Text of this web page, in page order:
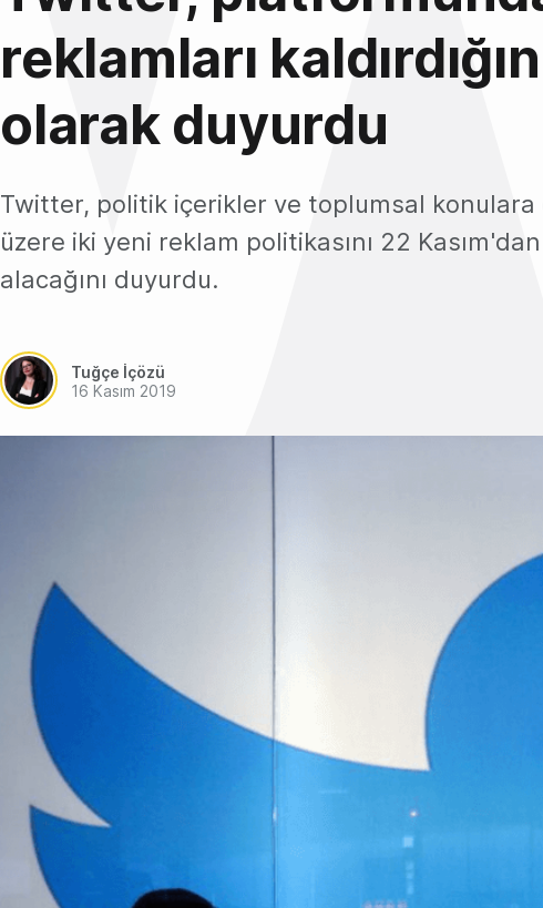
reklamları
olarak duyurdu
Twitter, politik içerikler ve toplumsal konulara
üzere iki yeni reklam politikasını 22
alacağını duyurdu.
Tuğçe İçözü
16 Kasım 2019